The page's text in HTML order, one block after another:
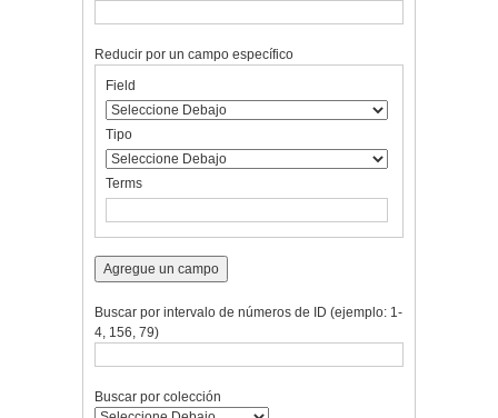
rows
"Reducir
por
específico":
1
Reducir por un campo específico
de
búsqueda
de
búsqueda
de
búsqueda
de
Búsqueda
Field
Tipo
Terms
Agregue un campo
Buscar por intervalo de números de ID (ejemplo: 1-
4, 156, 79)
Buscar por colección